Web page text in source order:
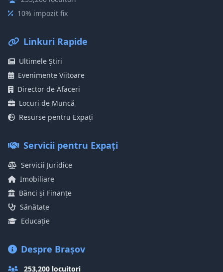
10% impozit fix
Linkuri Rapide
Ultimele Știri
Evenimente Viitoare
Director de Afaceri
Locuri de Muncă
Resurse pentru Expați
Servicii pentru Expați
Servicii Juridice
Imobiliare
Bănci și Finanțe
Sănătate
Educație
Despre Brașov
253,200 locuitori